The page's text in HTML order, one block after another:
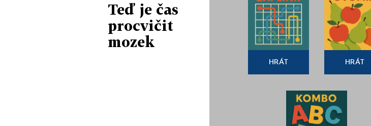
Teď je čas
procvičit
mozek
HRÁT HRÁT